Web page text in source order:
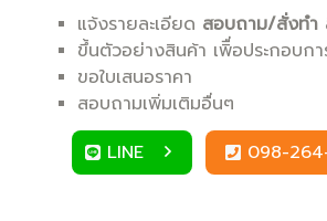
แจ้งรายละเอียด สอบถาม/สั่งทำ
ขึ้นตัวอย่างสินค้า เพิื่อประกอบก
ขอใบเสนอราคา
สอบถามเพิ่มเติมอื่นๆ
LINE
098-